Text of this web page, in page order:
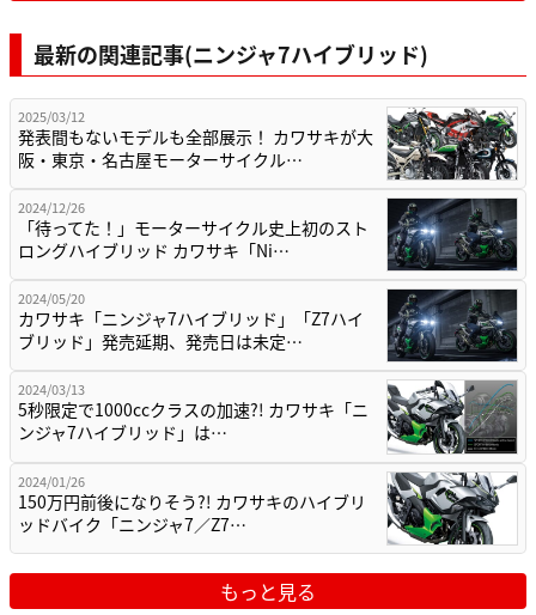
最新の関連記事(ニンジャ7ハイブリッド)
2025/03/12
発表間もないモデルも全部展示！ カワサキが大
阪・東京・名古屋モーターサイクル…
2024/12/26
「待ってた！」モーターサイクル史上初のスト
ロングハイブリッド カワサキ「Ni…
2024/05/20
カワサキ「ニンジャ7ハイブリッド」「Z7ハイ
ブリッド」発売延期、発売日は未定…
2024/03/13
5秒限定で1000ccクラスの加速?! カワサキ「ニ
ンジャ7ハイブリッド」は…
2024/01/26
150万円前後になりそう?! カワサキのハイブリ
ッドバイク「ニンジャ7／Z7…
もっと見る